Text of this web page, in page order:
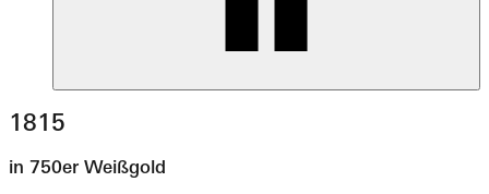
1815
in 750er Weißgold